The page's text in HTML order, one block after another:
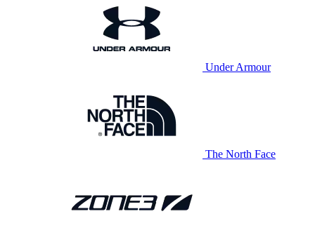
Under Armour
The North Face